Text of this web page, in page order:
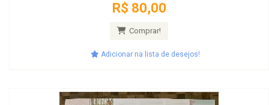
R$ 80,00
Comprar!
Adicionar na lista de desejos!